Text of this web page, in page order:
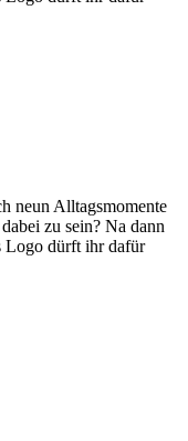
neun Alltagsmomente
zu sein? Na dann
Logo dürft ihr dafür